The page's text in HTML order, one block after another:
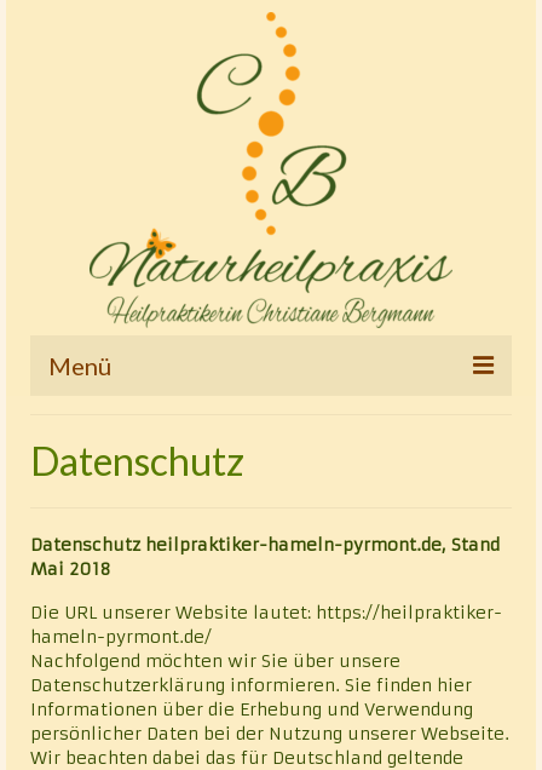
Menü
Therapien und Tätigkeitsschwerpunkte
Osteopathie – Kinderostheopathie
Klassische Homöopathie
Cranio – Sacrale – Osteopathie
Rhythmisch-energetische Wirbelsäulen- und
Gelenkbehandlung nach Luck (REGB)
Chakrablütenessenzentherapie
Datenschutz
Datenschutz heilpraktiker-hameln-pyrmont.de, Stand
Mai 2018
Die URL unserer Website lautet: https://heilpraktiker-
hameln-pyrmont.de/
Nachfolgend möchten wir Sie über unsere
Datenschutzerklärung informieren. Sie finden hier
Informationen über die Erhebung und Verwendung
persönlicher Daten bei der Nutzung unserer Webseite.
Wir beachten dabei das für Deutschland geltende